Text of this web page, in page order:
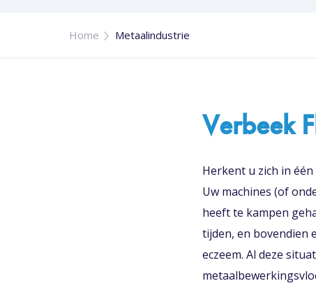
Home Metaalindustrie
Verbeek
Herkent u zich in
Uw machines (of
heeft te kampen
tijden, en bovendien
eczeem. Al deze